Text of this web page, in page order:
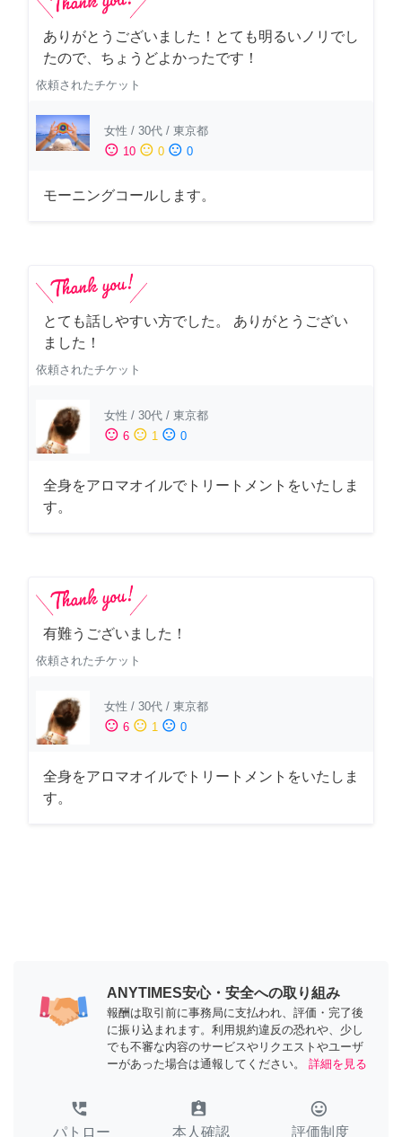
ありがとうございました！とても明るいノリでし
たので、ちょうどよかったです！
依頼されたチケット
女性 / 30代 / 東京都
sentiment_satisfied 10 sentiment_neutral 0 sentiment_dissatisfied 0
モーニングコールします。
とても話しやすい方でした。 ありがとうござい
ました！
依頼されたチケット
女性 / 30代 / 東京都
sentiment_satisfied 6 sentiment_neutral 1 sentiment_dissatisfied 0
全身をアロマオイルでトリートメントをいたしま
す。
有難うございました！
依頼されたチケット
女性 / 30代 / 東京都
sentiment_satisfied 6 sentiment_neutral 1 sentiment_dissatisfied 0
全身をアロマオイルでトリートメントをいたしま
す。
ANYTIMES安心・安全への取り組み
報酬は取引前に事務局に支払われ、評価・完了後
に振り込まれます。利用規約違反の恐れや、少し
でも不審な内容のサービスやリクエストやユーザ
ーがあった場合は通報してください。
詳細を見る
perm_phone_msg
パトロー
assignment_ind
本人確認
tag_faces
評価制度